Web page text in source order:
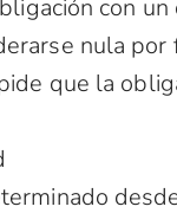
con
nula
que la